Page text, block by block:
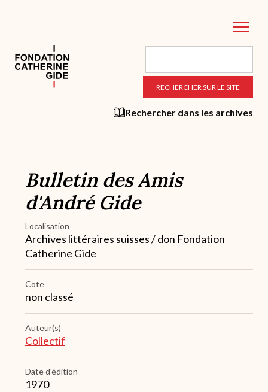
principal
Rechercher dans les archives
Bulletin des Amis
d'André Gide
Localisation
Archives littéraires suisses / don Fondation
Catherine Gide
Cote
non classé
Auteur(s)
Collectif
Date d'édition
1970